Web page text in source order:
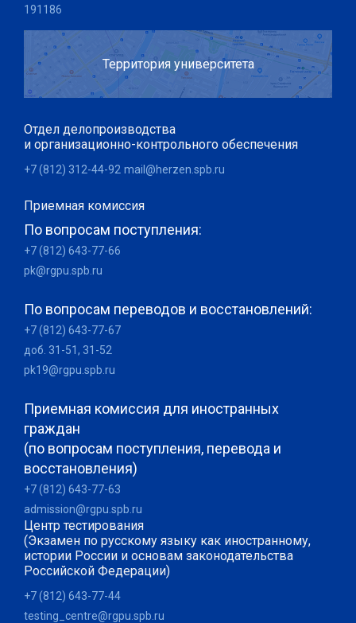
191186
Территория университета
Отдел делопроизводства
и организационно-контрольного обеспечения
+7 (812) 312-44-92 mail@herzen.spb.ru
Приемная комиссия
По вопросам поступления:
+7 (812) 643-77-66
pk@rgpu.spb.ru
По вопросам переводов и восстановлений:
+7 (812) 643-77-67
доб. 31-51, 31-52
pk19@rgpu.spb.ru
Приемная комиссия для иностранных
граждан
(по вопросам поступления, перевода и
восстановления)
+7 (812) 643-77-63
admission@rgpu.spb.ru
Центр тестирования
(Экзамен по русскому языку как иностранному,
истории России и основам законодательства
Российской Федерации)
+7 (812) 643-77-44
testing_centre@rgpu.spb.ru